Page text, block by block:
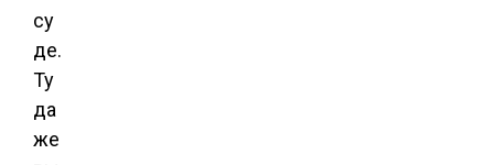
су
де.
Ту
да
же